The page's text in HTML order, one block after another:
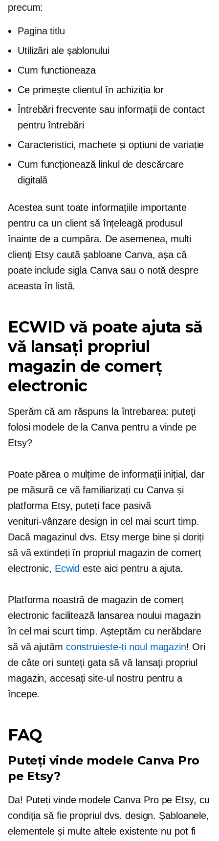
precum:
Pagina titlu
Utilizări ale șablonului
Cum functioneaza
Ce primește clientul în achiziția lor
Întrebări frecvente sau informații de contact
pentru întrebări
Caracteristici, machete și opțiuni de variație
Cum funcționează linkul de descărcare
digitală
Acestea sunt toate informațiile importante
pentru ca un client să înțeleagă produsul
înainte de a cumpăra. De asemenea, mulți
clienți Etsy caută șabloane Canva, așa că
poate include sigla Canva sau o notă despre
aceasta în listă.
ECWID vă poate ajuta să
vă lansați propriul
magazin de comerț
electronic
Sperăm că am răspuns la întrebarea: puteți
folosi modele de la Canva pentru a vinde pe
Etsy?
Poate părea o mulțime de informații inițial, dar
pe măsură ce vă familiarizați cu Canva și
platforma Etsy, puteți face pasivă
venituri-vânzaredesign in cel mai scurt timp.
Dacă magazinul dvs. Etsy merge bine și doriți
să vă extindeți în propriul magazin de comerț
electronic, Ecwid este aici pentru a ajuta.
Platforma noastră de magazin de comerț
electronic facilitează lansarea noului magazin
în cel mai scurt timp. Așteptăm cu nerăbdare
să vă ajutăm construiește-ți noul magazin! Ori
de câte ori sunteți gata să vă lansați propriul
magazin, accesați site-ul nostru pentru a
începe.
FAQ
Puteți vinde modele Canva Pro
pe Etsy?
Da! Puteți vinde modele Canva Pro pe Etsy, cu
condiția să fie propriul dvs. design. Șabloanele,
elementele și multe altele existente nu pot fi